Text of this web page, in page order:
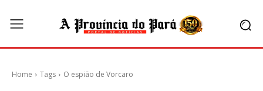
Home Tags O espião de Vorcaro